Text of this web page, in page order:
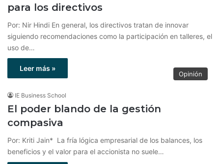
para los directivos
Por: Nir Hindi En general, los directivos tratan de innovar
siguiendo recomendaciones como la participación en talleres, el
uso de…
Leer más »
Opinión
IE Business School
El poder blando de la gestión
compasiva
Por: Kriti Jain* La fría lógica empresarial de los balances, los
beneficios y el valor para el accionista no suele…